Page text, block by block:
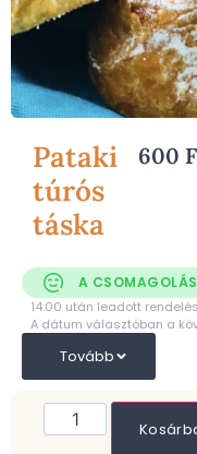
Pataki
túrós
táska
600
A
14:00 után leadott
A dátum választóban a
Tovább